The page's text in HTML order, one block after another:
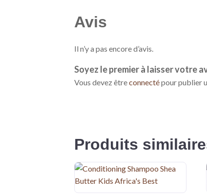
Avis
Il n’y a pas encore d’avis.
Soyez le premier à laisser votre
Vous devez êtreconnectépour publier
Produits